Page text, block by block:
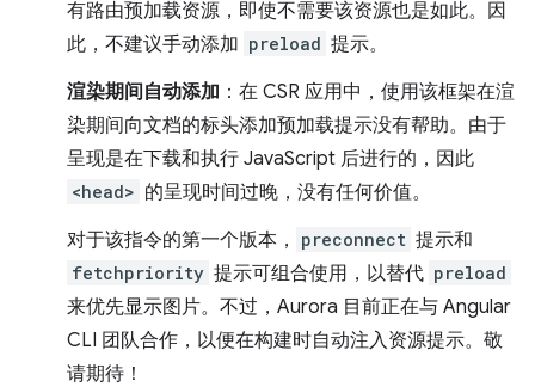
有路由预加载资源，即使不需要该资源也是如此。因
此，不建议手动添加 preload 提示。
渲染期间自动添加 ：在 CSR 应用中，使用该框架在渲
染期间向文档的标头添加预加载提示没有帮助。由于
呈现是在下载和执行 JavaScript 后进行的，因此
<head> 的呈现时间过晚，没有任何价值。
对于该指令的第一个版本，
preconnect 提示和
fetchpriority 提示可组合使用，以替代 preload
来优先显示图片。不过，Aurora 目前正在与 Angular
CLI 团队合作，以便在构建时自动注入资源提示。敬
请期待！